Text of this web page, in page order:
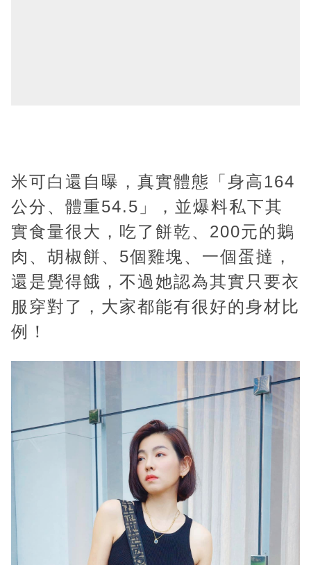
米可白還自曝，真實體態「身高164
公分、體重54.5」，並爆料私下其
實食量很大，吃了餅乾、200元的鵝
肉、胡椒餅、5個雞塊、一個蛋撻，
還是覺得餓，不過她認為其實只要衣
服穿對了，大家都能有很好的身材比
例！